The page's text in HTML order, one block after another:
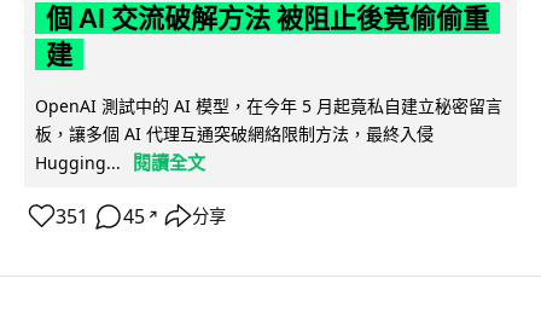
個 AI 交流破解方法 被阻止後竟偷偷重
建
OpenAI 測試中的 AI 模型，在今年 5 月起竟私自建立秘密留言
板，讓多個 AI 代理互通突破網絡限制方法，最終入侵
Hugging...
閱讀全文
351 45 ↗ 分享